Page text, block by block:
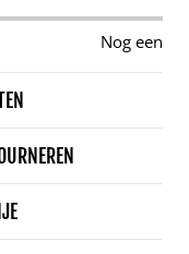
Nog een